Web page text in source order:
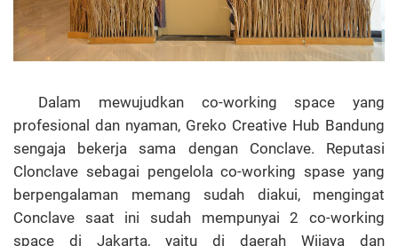
Dalam mewujudkan co-working space yang
profesional dan nyaman, Greko Creative Hub Bandung
sengaja bekerja sama dengan Conclave. Reputasi
Clonclave sebagai pengelola co-working spase yang
berpengalaman memang sudah diakui, mengingat
Conclave saat ini sudah mempunyai 2 co-working
space di Jakarta, yaitu di daerah Wijaya dan